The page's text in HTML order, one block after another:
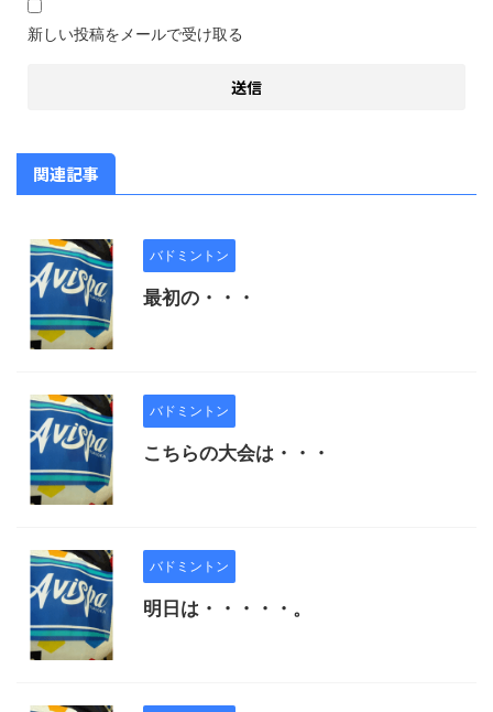
新しい投稿をメールで受け取る
関連記事
バドミントン
最初の・・・
バドミントン
こちらの大会は・・・
バドミントン
明日は・・・・・。